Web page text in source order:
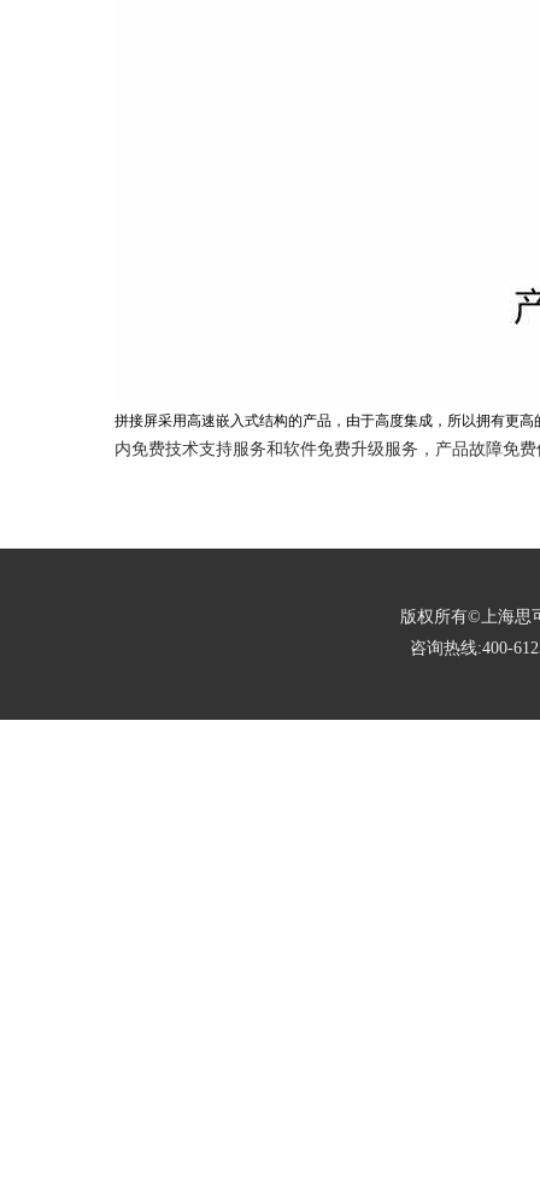
拼接屏采用高速嵌入式结构的产品，由于高度集成，所以拥有更
内免费技术支持服务和软件免费升级服务，产品故障免
版权所有©上海思
咨询热线:400-